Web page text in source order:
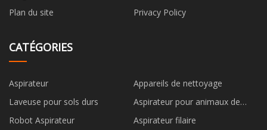
Plan du site
Privacy Policy
CATÉGORIES
Aspirateur
Appareils de nettoyage
Laveuse pour sols durs
Aspirateur pour animaux de
compagnie
Robot Aspirateur Aspirateur filaire